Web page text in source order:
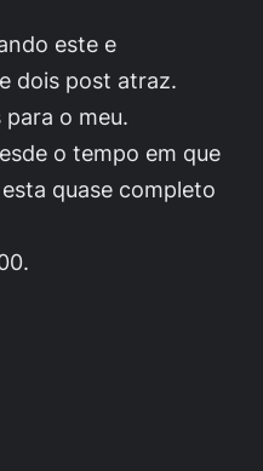
este e
dois post atraz.
o meu.
o tempo em que
quase completo